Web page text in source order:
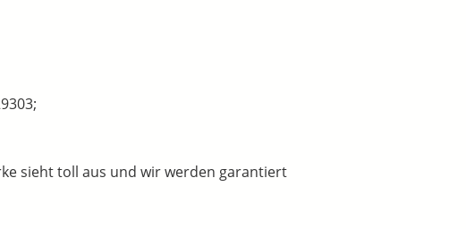
sieht toll aus und wir werden garantiert